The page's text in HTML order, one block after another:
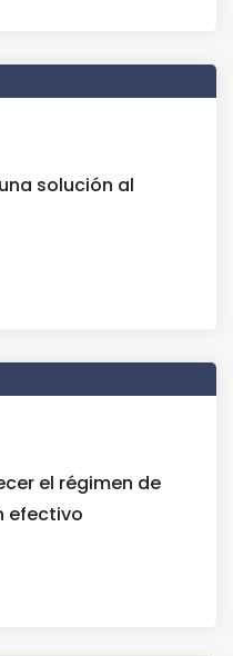
solución al
el régimen de
efectivo